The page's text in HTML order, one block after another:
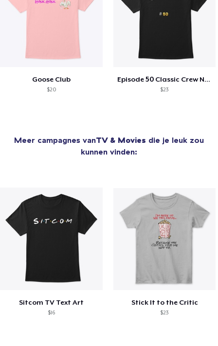
Goose Club
$20
Episode 50 Classic Crew Neck T-Shirt
$23
Meer campagnes vanTV & Movies die je leuk zou
kunnen vinden:
Sitcom TV Text Art
$16
Stick It to the Critic
$23